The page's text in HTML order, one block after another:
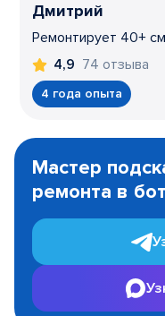
Дмитрий
Ремонтирует 40+
4,9 74 отзыва
4 года опыта
1
Мастер
ремонта в